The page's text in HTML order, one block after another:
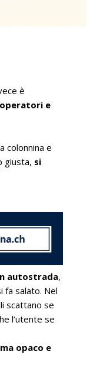
è
e
colonnina e
giusta, si
autostrada,
fa salato. Nel
scattano se
l’utente se
opaco e